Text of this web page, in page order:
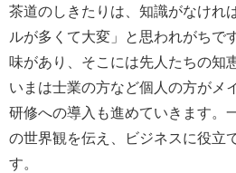
茶道のしきたりは、知識がなけれ
ルが多くて大変」と思われがちで
味があり、そこには先人たちの知
いまは士業の方など個人の方がメ
研修への導入も進めていきます。
の世界観を伝え、ビジネスに役立
す。